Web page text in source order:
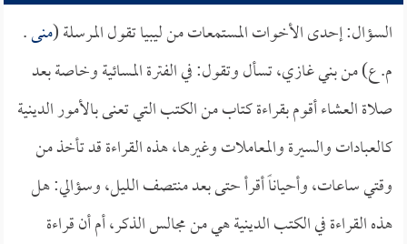
السؤال: إحدى الأخوات المستمعات من ليبيا تقول المرسلة (منى.
م. ع) من بني غازي، تسأل وتقول: في الفترة المسائية وخاصة بعد
صلاة العشاء أقوم بقراءة كتاب من الكتب التي تعنى بالأمور الدينية
كالعبادات والسيرة والمعاملات وغيرها، هذه القراءة قد تأخذ من
وقتي ساعات، وأحياناً أقرأ حتى بعد منتصف الليل، وسؤالي: هل
هذه القراءة في الكتب الدينية هي من مجالس الذكر، أم أن قراءة